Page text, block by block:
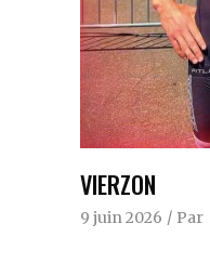
VIERZON
9 juin 2026 Par